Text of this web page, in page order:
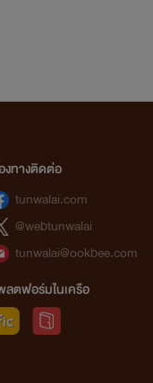
งทางติดต่อ
tunwalai.com
@webtunwalai
tunwalai@ookbee.com
ลตฟอร์มในเครือ